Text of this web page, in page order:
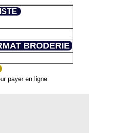
BRODERIE